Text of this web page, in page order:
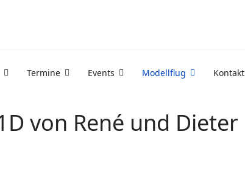
Termine Events Modellflug Kontakt
von René und Dieter